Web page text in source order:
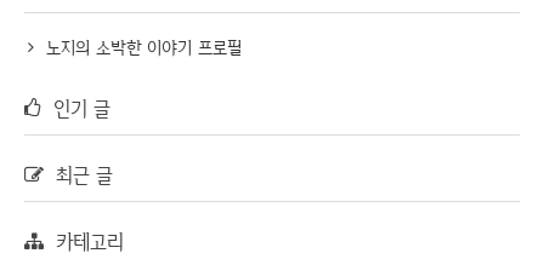
노지의 소박한 이야기 프로필
인기 글
최근 글
카테고리